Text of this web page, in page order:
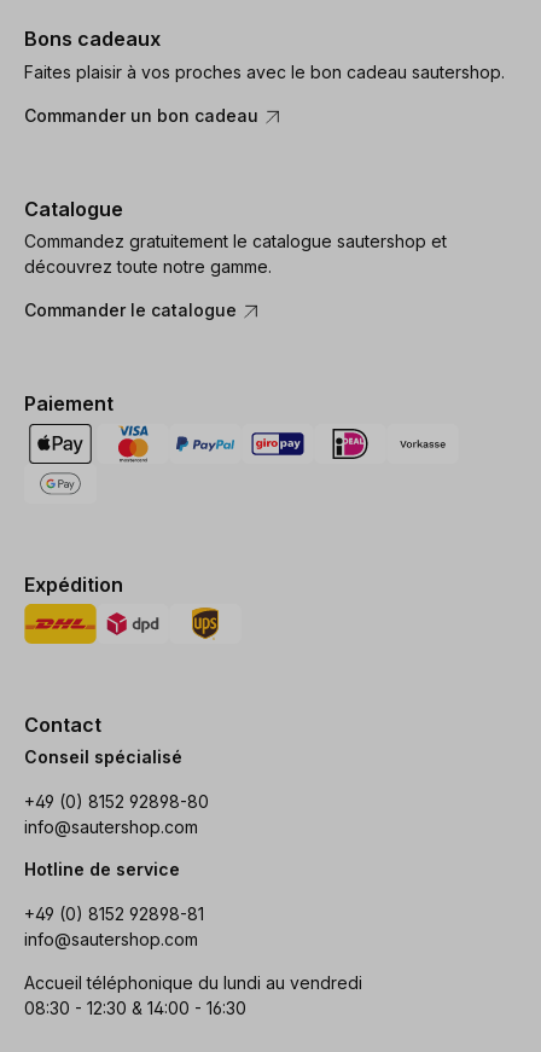
Bons cadeaux
Faites plaisir à vos proches avec le bon cadeau sautershop.
Commander un bon cadeau
Catalogue
Commandez gratuitement le catalogue sautershop et
découvrez toute notre gamme.
Commander le catalogue
Paiement
Expédition
Contact
Conseil spécialisé
+49 (0) 8152 92898-80
info@sautershop.com
Hotline de service
+49 (0) 8152 92898-81
info@sautershop.com
Accueil téléphonique du lundi au vendredi
08:30 - 12:30 & 14:00 - 16:30